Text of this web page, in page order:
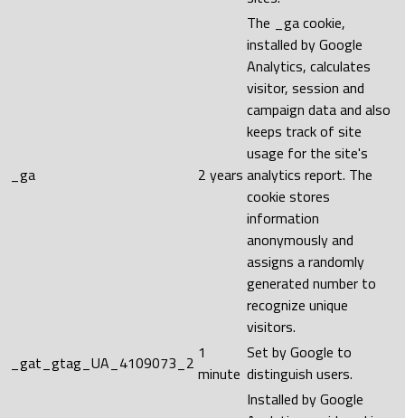
_ga 2 years
The _ga cookie,
installed by Google
Analytics, calculates
visitor, session and
campaign data and also
keeps track of site
usage for the site's
analytics report. The
cookie stores
information
anonymously and
assigns a randomly
generated number to
recognize unique
visitors.
_gat_gtag_UA_4109073_2 1
minute
Set by Google to
distinguish users.
Installed by Google